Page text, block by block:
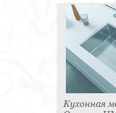
Кухонная